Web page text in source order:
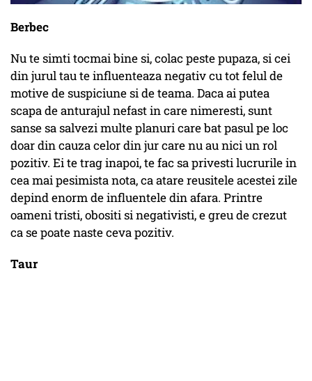
Berbec
Nu te simti tocmai bine si, colac peste pupaza, si cei
din jurul tau te influenteaza negativ cu tot felul de
motive de suspiciune si de teama. Daca ai putea
scapa de anturajul nefast in care nimeresti, sunt
sanse sa salvezi multe planuri care bat pasul pe loc
doar din cauza celor din jur care nu au nici un rol
pozitiv. Ei te trag inapoi, te fac sa privesti lucrurile in
cea mai pesimista nota, ca atare reusitele acestei zile
depind enorm de influentele din afara. Printre
oameni tristi, obositi si negativisti, e greu de crezut
ca se poate naste ceva pozitiv.
Taur